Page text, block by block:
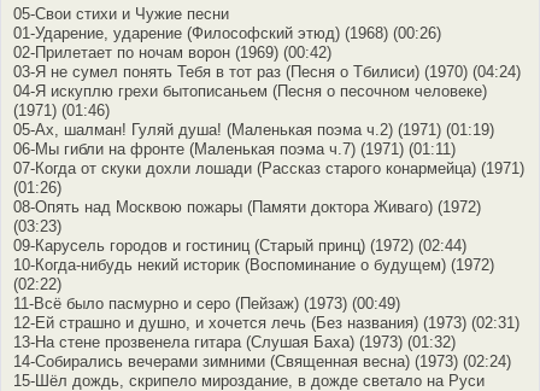
05-Свои стихи и Чужие песни
01-Ударение, ударение (Философский этюд) (1968) (00:26)
02-Прилетает по ночам ворон (1969) (00:42)
03-Я не сумел понять Тебя в тот раз (Песня о Тбилиси) (1970) (04:24)
04-Я искуплю грехи бытописаньем (Песня о песочном человеке)
(1971) (01:46)
05-Ах, шалман! Гуляй душа! (Маленькая поэма ч.2) (1971) (01:19)
06-Мы гибли на фронте (Маленькая поэма ч.7) (1971) (01:11)
07-Когда от скуки дохли лошади (Рассказ старого конармейца) (1971)
(01:26)
08-Опять над Москвою пожары (Памяти доктора Живаго) (1972)
(03:23)
09-Карусель городов и гостиниц (Старый принц) (1972) (02:44)
10-Когда-нибудь некий историк (Воспоминание о будущем) (1972)
(02:22)
11-Всё было пасмурно и серо (Пейзаж) (1973) (00:49)
12-Ей страшно и душно, и хочется лечь (Без названия) (1973) (02:31)
13-На стене прозвенела гитара (Слушая Баха) (1973) (01:32)
14-Собирались вечерами зимними (Священная весна) (1973) (02:24)
15-Шёл дождь, скрипело мироздание, в дожде светало на Руси